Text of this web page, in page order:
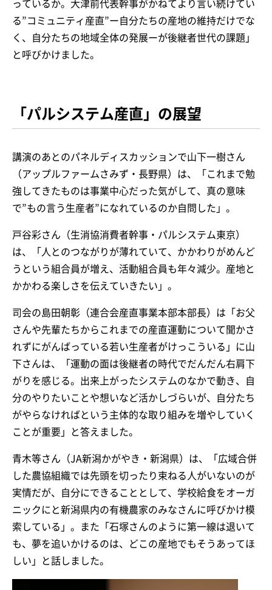
っているか。大津前代表幹事がかねてより言い続けてい
る”コミュニティ産直”ー自分たちの産地の維持だけでな
く、自分たちの地域全体の発展ーが後継者世代の課題」
と呼びかけました。
「パルシステム産直」の展望
講演のあとのパネルディスカッションで山下一樹さん
（アップルファームさみず・長野県）は、「これまで勉
強してきたものは事業中心だった気がして、真の意味
で”もの言う生産者”になれているのか自問した」。
戸谷彩さん（生消協消費者幹事・パルシステム東京）
は、「人とのつながりが薄れていて、かかわりがめんど
うという組合員が増え、活動組合員も年々減少。産地と
かかわる楽しさを伝えていきたい」。
司会の島田朝彰（連合会産直事業本部本部長）は「お父
さんや先輩たちからこれまでの産直運動について聞かさ
れずにがんばっている若い生産者がけっこういる」に山
下さんは、「運動の面は後継者の時代でだんだん右肩下
がりを感じる。出来上がったシステムのなかで動き、自
分のやりたいことや想いなど活かしづらいが、自分たち
がやらなければという主体的な取り組みを増やしていく
ことが重要」と答えました。
青木等さん（JA新潟かがやき・新潟県）は、「広域合併
した農協組織では先頭を切ったり束ねる人がいないのが
実情だが、自分にできることとして、学校給食をオーガ
ニックにと新潟県内の有機農家のみなさんに呼びかけ模
索している」。また「石塚さんのように第一線は退いて
も、夢を追いかけるのは、どこの産地でもそうあってほ
しい」と話しました。